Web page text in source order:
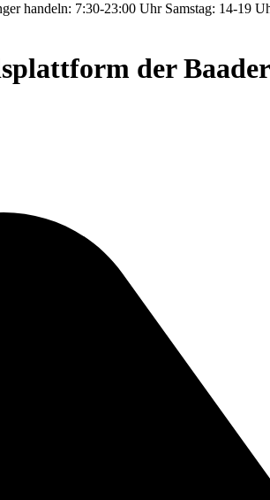
handeln: 7:30-23:00 Uhr Samstag: 14-19
der